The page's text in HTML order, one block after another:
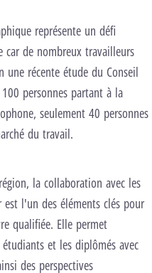
représente un défi
de nombreux travailleurs
une récente étude du Conseil
personnes partant à la
seulement 40 personnes
du travail.
la collaboration avec les
est l'un des éléments clés pour
qualifiée. Elle permet
et les diplômés avec
des perspectives